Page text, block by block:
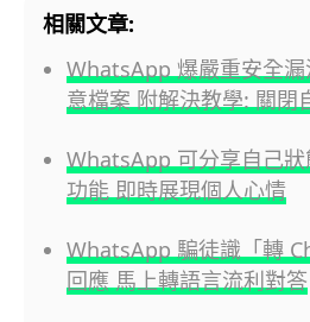
相關文章:
WhatsApp 爆嚴重安全
意檔案 附解決教學: 關閉
WhatsApp 可分享自己狀
功能 即時展現個人心情
WhatsApp 騙徒識「轉
回應 馬上轉語言流利對答